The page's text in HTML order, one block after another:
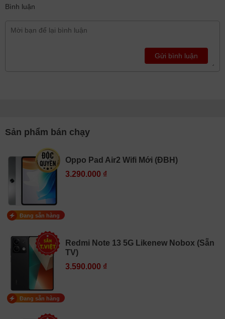
Bình luận
Gửi bình luận
Sản phẩm bán chạy
Oppo Pad Air2 Wifi Mới (ĐBH)
3.290.000 ₫
Đang sẵn hàng
Redmi Note 13 5G Likenew Nobox (Sẵn
TV)
3.590.000 ₫
Đang sẵn hàng